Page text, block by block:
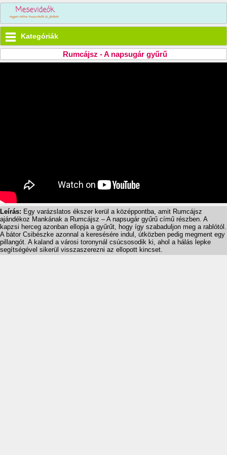
Kategóriák
Rumcájsz - A napsugár gyűrű
Leírás: Egy varázslatos ékszer kerül a középpontba, amit Rumcájsz
ajándékoz Mankának a Rumcájsz – A napsugár gyűrű című részben. A
kapzsi herceg azonban ellopja a gyűrűt, hogy így szabaduljon meg a rablótól.
A bátor Csibészke azonnal a keresésére indul, útközben pedig megment egy
pillangót. A kaland a városi toronynál csúcsosodik ki, ahol a hálás lepke
segítségével sikerül visszaszerezni az ellopott kincset.